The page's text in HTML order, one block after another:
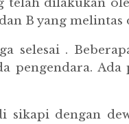
telah dilakukan
B yang melintas
selesai .
pengendara. Ada
dengan